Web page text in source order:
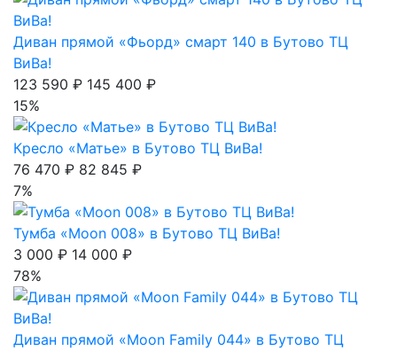
Диван прямой «Фьорд» смарт 140 в Бутово ТЦ
ВиВа!
123 590 ₽ 145 400 ₽
15%
Кресло «Матье» в Бутово ТЦ ВиВа!
76 470 ₽ 82 845 ₽
7%
Тумба «Moon 008» в Бутово ТЦ ВиВа!
3 000 ₽ 14 000 ₽
78%
Диван прямой «Moon Family 044» в Бутово ТЦ